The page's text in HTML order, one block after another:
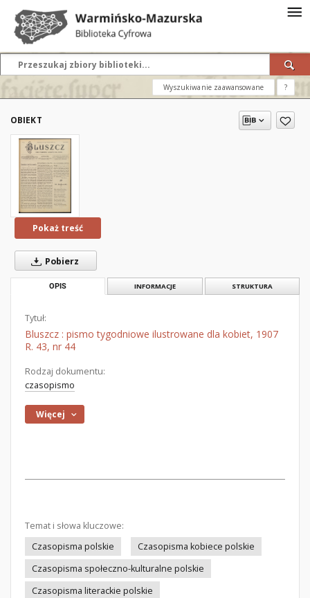
Wyszukiwanie zaawansowane ?
OBIEKT
Pokaż treść
Pobierz
OPIS INFORMACJE STRUKTURA
Tytuł:
Bluszcz : pismo tygodniowe ilustrowane dla kobiet, 1907
R. 43, nr 44
Rodzaj dokumentu:
czasopismo
Więcej
Temat i słowa kluczowe:
Czasopisma polskie
Czasopisma kobiece polskie
Czasopisma społeczno-kulturalne polskie
Czasopisma literackie polskie